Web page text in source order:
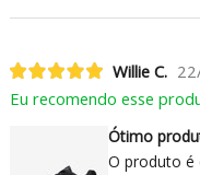
Willie C.
Eu recomendo esse
Ótimo
O produto é